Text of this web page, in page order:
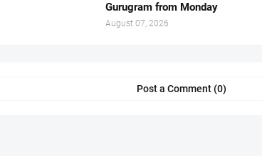
Gurugram from Monday
August 07, 2026
Post a Comment (0)